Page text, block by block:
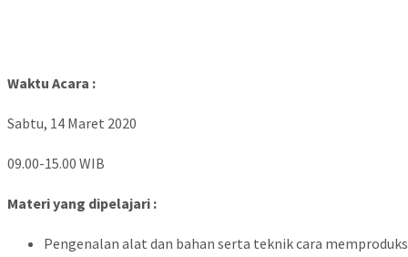
Waktu Acara :
Sabtu, 14 Maret 2020
09.00-15.00 WIB
Materi yang dipelajari :
Pengenalan alat dan bahan serta teknik cara